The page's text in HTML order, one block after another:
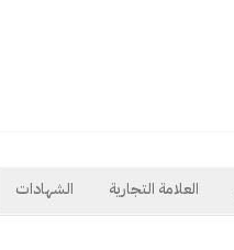
العلامة التجارية الشهادات